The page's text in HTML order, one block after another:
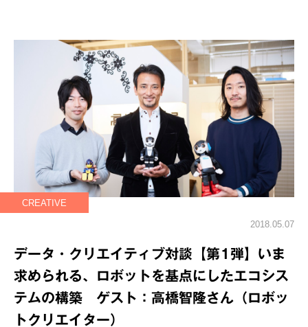
CREATIVE
2018.05.07
データ・クリエイティブ対談【第1弾】いま
求められる、ロボットを基点にしたエコシス
テムの構築 ゲスト：高橋智隆さん（ロボッ
トクリエイター）